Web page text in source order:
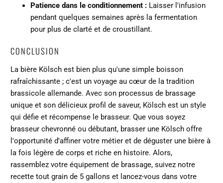
Patience dans le conditionnement : Laisser l'infusion
pendant quelques semaines après la fermentation
pour plus de clarté et de croustillant.
CONCLUSION
La bière Kölsch est bien plus qu'une simple boisson
rafraîchissante ; c'est un voyage au cœur de la tradition
brassicole allemande. Avec son processus de brassage
unique et son délicieux profil de saveur, Kölsch est un style
qui défie et récompense le brasseur. Que vous soyez
brasseur chevronné ou débutant, brasser une Kölsch offre
l'opportunité d'affiner votre métier et de déguster une bière à
la fois légère de corps et riche en histoire. Alors,
rassemblez votre équipement de brassage, suivez notre
recette tout grain de 5 gallons et lancez-vous dans votre